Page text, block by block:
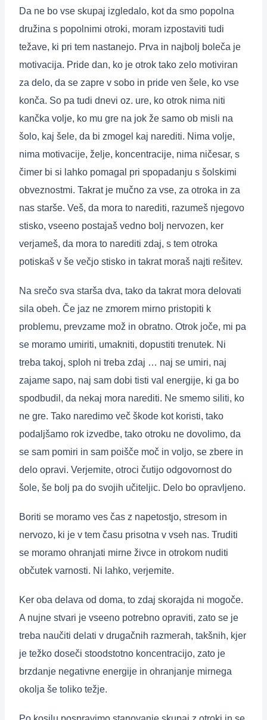
Da ne bo vse skupaj izgledalo, kot da smo popolna
družina s popolnimi otroki, moram izpostaviti tudi
težave, ki pri tem nastanejo. Prva in najbolj boleča je
motivacija. Pride dan, ko je otrok tako zelo motiviran
za delo, da se zapre v sobo in pride ven šele, ko vse
konča. So pa tudi dnevi oz. ure, ko otrok nima niti
kančka volje, ko mu gre na jok že samo ob misli na
šolo, kaj šele, da bi zmogel kaj narediti. Nima volje,
nima motivacije, želje, koncentracije, nima ničesar, s
čimer bi si lahko pomagal pri spopadanju s šolskimi
obveznostmi. Takrat je mučno za vse, za otroka in za
nas starše. Veš, da mora to narediti, razumeš njegovo
stisko, vseeno postajaš vedno bolj nervozen, ker
verjameš, da mora to narediti zdaj, s tem otroka
potiskaš v še večjo stisko in takrat moraš najti rešitev.
Na srečo sva starša dva, tako da takrat mora delovati
sila obeh. Če jaz ne zmorem mirno pristopiti k
problemu, prevzame mož in obratno. Otrok joče, mi pa
se moramo umiriti, umakniti, dopustiti trenutek. Ni
treba takoj, sploh ni treba zdaj … naj se umiri, naj
zajame sapo, naj sam dobi tisti val energije, ki ga bo
spodbudil, da nekaj mora narediti. Ne smemo siliti, ko
ne gre. Tako naredimo več škode kot koristi, tako
podaljšamo rok izvedbe, tako otroku ne dovolimo, da
se sam pomiri in sam poišče moč in voljo, se zbere in
delo opravi. Verjemite, otroci čutijo odgovornost do
šole, še bolj pa do svojih učiteljic. Delo bo opravljeno.
Boriti se moramo ves čas z napetostjo, stresom in
nervozo, ki je v tem času prisotna v vseh nas. Truditi
se moramo ohranjati mirne živce in otrokom nuditi
občutek varnosti. Ni lahko, verjemite.
Ker oba delava od doma, to zdaj skorajda ni mogoče.
A nujne stvari je vseeno potrebno opraviti, zato se je
treba naučiti delati v drugačnih razmerah, takšnih, kjer
je težko doseči stoodstotno koncentracijo, zato je
brzdanje negativne energije in ohranjanje mirnega
okolja še toliko težje.